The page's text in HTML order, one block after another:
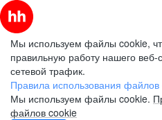
Мы используем файлы cookie,
правильную работу нашего веб-
сетевой трафик.
Правила использования файлов
Мы используем файлы cookie.
файлов cookie